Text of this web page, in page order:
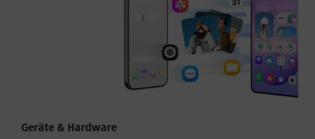
Geräte & Hardware